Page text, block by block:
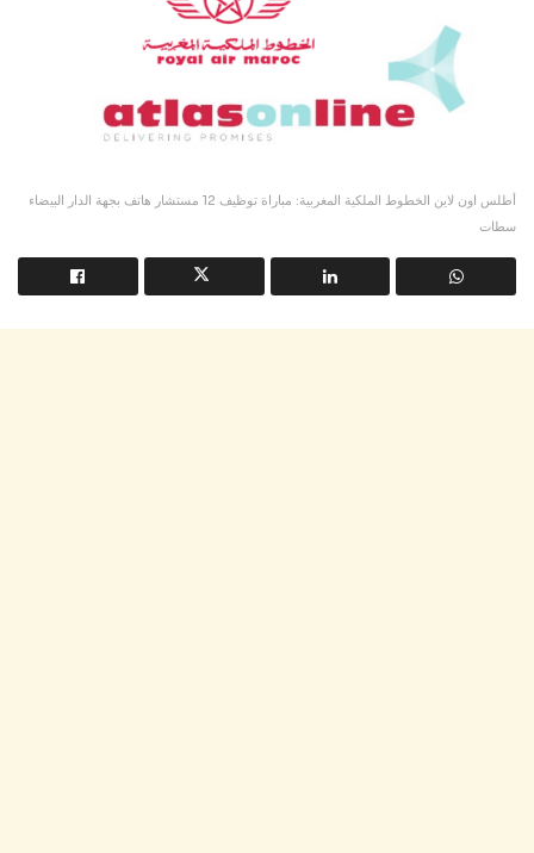
أطلس اون لاين الخطوط الملكية المغربية: مباراة توظيف 12 مستشار هاتف بجهة الدار البيضاء
سطات